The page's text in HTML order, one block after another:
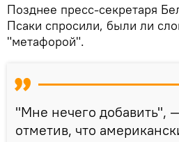
Позднее пресс-секретаря
Псаки спросили, были ли
"метафорой".
"Мне нечего добавить", —
отметив, что